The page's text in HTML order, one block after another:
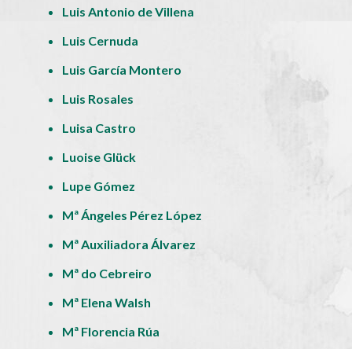
Luis Antonio de Villena
Luis Cernuda
Luis García Montero
Luis Rosales
Luisa Castro
Luoise Glück
Lupe Gómez
Mª Ángeles Pérez López
Mª Auxiliadora Álvarez
Mª do Cebreiro
Mª Elena Walsh
Mª Florencia Rúa